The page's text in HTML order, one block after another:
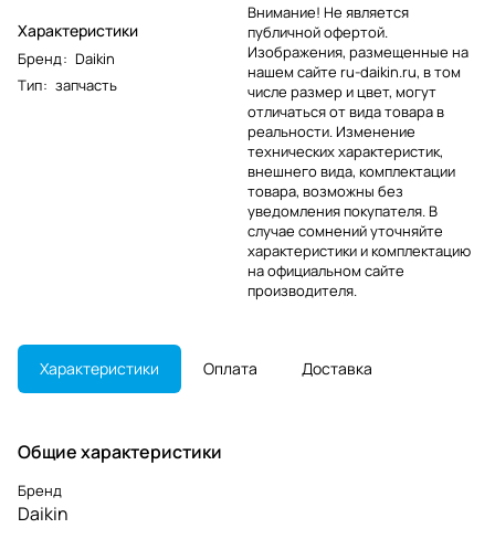
Характеристики
Бренд: Daikin
Тип: запчасть
Внимание! Не является
публичной офертой.
Изображения, размещенные на
нашем сайте ru-daikin.ru, в том
числе размер и цвет, могут
отличаться от вида товара в
реальности. Изменение
технических характеристик,
внешнего вида, комплектации
товара, возможны без
уведомления покупателя. В
случае сомнений уточняйте
характеристики и комплектацию
на официальном сайте
производителя.
Характеристики Оплата Доставка
Общие характеристики
Бренд
Daikin